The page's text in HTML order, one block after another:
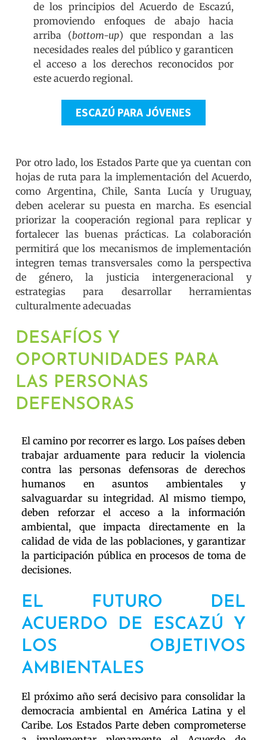
de los principios del Acuerdo de Escazú,
promoviendo enfoques de abajo hacia
arriba (bottom-up) que respondan a las
necesidades reales del público y garanticen
el acceso a los derechos reconocidos por
este acuerdo regional.
ESCAZÚ PARA JÓVENES
Por otro lado, los Estados Parte que ya cuentan con
hojas de ruta para la implementación del Acuerdo,
como Argentina, Chile, Santa Lucía y Uruguay,
deben acelerar su puesta en marcha. Es esencial
priorizar la cooperación regional para replicar y
fortalecer las buenas prácticas. La colaboración
permitirá que los mecanismos de implementación
integren temas transversales como la perspectiva
de género, la justicia intergeneracional y
estrategias para desarrollar herramientas
culturalmente adecuadas
DESAFÍOS Y
OPORTUNIDADES PARA
LAS PERSONAS
DEFENSORAS
El camino por recorrer es largo. Los países deben
trabajar arduamente para reducir la violencia
contra las personas defensoras de derechos
humanos en asuntos ambientales y
salvaguardar su integridad. Al mismo tiempo,
deben reforzar el acceso a la información
ambiental, que impacta directamente en la
calidad de vida de las poblaciones, y garantizar
la participación pública en procesos de toma de
decisiones.
EL FUTURO DEL
ACUERDO DE ESCAZÚ Y
LOS OBJETIVOS
AMBIENTALES
El próximo año será decisivo para consolidar la
democracia ambiental en América Latina y el
Caribe. Los Estados Parte deben comprometerse